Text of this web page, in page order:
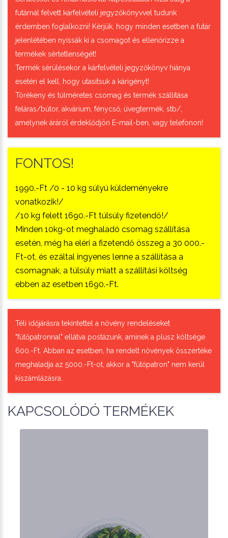
futárnál felvett kárfelvételi jegyzőkönyvvel tudunk
érdemben foglalkozni! Kérjük, hogy minden esetben a futár
jelenlétében nyissák ki a csomagot és ellenőrizze a
termékek sértetlenségét!
Termék sérülésekor a kárfelvételi jegyzőkönyv hiánya
esetén el kell, hogy utasítsuk a kárigényt!
Törékeny és túlméretes csomag és termék szállítása
feláras/bútor, akvárium, fénycső, üvegtermék, stb/,
amelynek áráról érdeklődjön E-mail-ben, vagy telefonon!
FONTOS!
1990.-Ft /0 - 10 kg súlyú küldeményekre
vonatkozik!/
/10 kg felett 1690.-Ft túlsúly fizetendő!/
Minden 10kg-ot meghaladó csomag szállítása
esetén, még ha eléri a fizetendő összeg a 30 000.-
Ft-ot, és ezáltal ingyenes lenne a szállítása a
csomagnak, a túlsúly miatt a szállítási költség
ebben az esetben 1690.-Ft.
Téli időjárásra tekintettel a növény rendeléseket
"fűtőpatronnal" ellátva postázunk, aminek a plusz költsége
600.-Ft. Abban az esetben, ha rendelt növények összértéke
meghaladja az 5000.-Ft-ot, akkor a "fűtőpatron" nem kerül
kiszámlázásra.
KAPCSOLÓDÓ TERMÉKEK